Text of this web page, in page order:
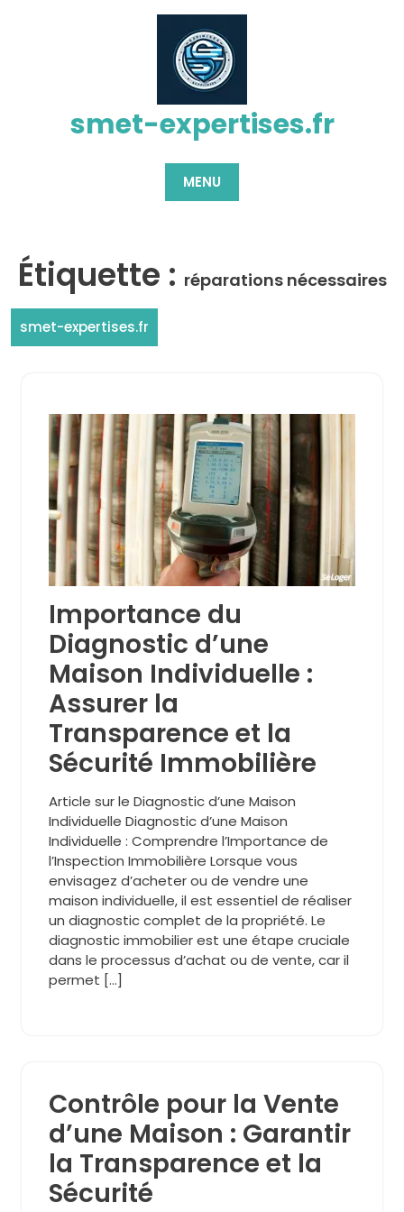
smet-expertises.fr
MENU
Étiquette : réparations nécessaires
smet-expertises.fr
Importance du
Diagnostic d’une
Maison Individuelle :
Assurer la
Transparence et la
Sécurité Immobilière
Article sur le Diagnostic d’une Maison
Individuelle Diagnostic d’une Maison
Individuelle : Comprendre l’Importance de
l’Inspection Immobilière Lorsque vous
envisagez d’acheter ou de vendre une
maison individuelle, il est essentiel de réaliser
un diagnostic complet de la propriété. Le
diagnostic immobilier est une étape cruciale
dans le processus d’achat ou de vente, car il
permet […]
Contrôle pour la Vente
d’une Maison : Garantir
la Transparence et la
Sécurité